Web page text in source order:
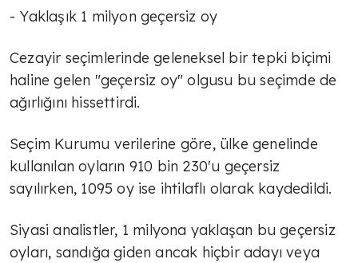
- Yaklaşık 1 milyon geçersiz oy
Cezayir seçimlerinde geleneksel bir tepki biçimi
haline gelen "geçersiz oy" olgusu bu seçimde de
ağırlığını hissettirdi.
Seçim Kurumu verilerine göre, ülke genelinde
kullanılan oyların 910 bin 230'u geçersiz
sayılırken, 1095 oy ise ihtilaflı olarak kaydedildi.
Siyasi analistler, 1 milyona yaklaşan bu geçersiz
oyları, sandığa giden ancak hiçbir adayı veya